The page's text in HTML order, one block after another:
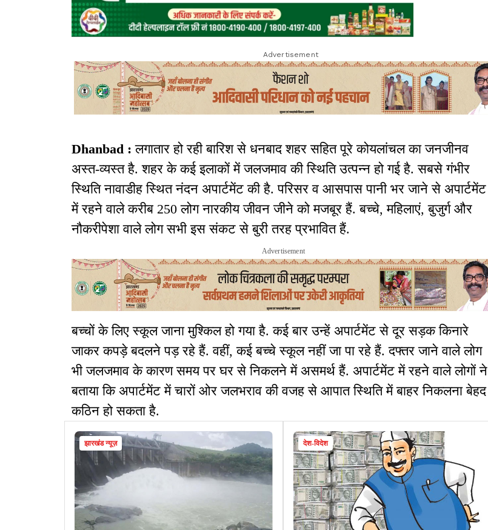
Advertisement
Dhanbad : लगातार हो रही बारिश से धनबाद शहर सहित पूरे कोयलांचल का जनजीनव
अस्त-व्यस्त है. शहर के कई इलाकों में जलजमाव की स्थिति उत्पन्न हो गई है. सबसे गंभीर
स्थिति नावाडीह स्थित नंदन अपार्टमेंट की है. परिसर व आसपास पानी भर जाने से अपार्टमेंट
में रहने वाले करीब 250 लोग नारकीय जीवन जीने को मजबूर हैं. बच्चे, महिलाएं, बुजुर्ग और
नौकरीपेशा वाले लोग सभी इस संकट से बुरी तरह प्रभावित हैं.
Advertisement
बच्चों के लिए स्कूल जाना मुश्किल हो गया है. कई बार उन्हें अपार्टमेंट से दूर सड़क किनारे
जाकर कपड़े बदलने पड़ रहे हैं. वहीं, कई बच्चे स्कूल नहीं जा पा रहे हैं. दफ्तर जाने वाले लोग
भी जलजमाव के कारण समय पर घर से निकलने में असमर्थ हैं. अपार्टमेंट में रहने वाले लोगों ने
बताया कि अपार्टमेंट में चारों ओर जलभराव की वजह से आपात स्थिति में बाहर निकलना बेहद
कठिन हो सकता है.
झारखंड न्यूज़ देश-विदेश